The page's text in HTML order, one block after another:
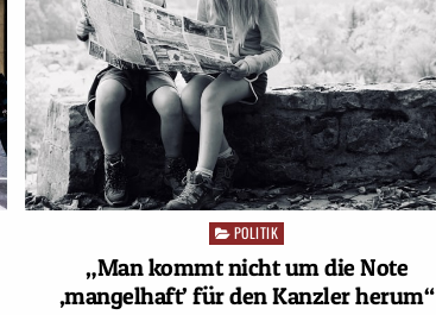
Posted
POLITIK
„Man kommt nicht um die Note
‚mangelhaft’ für den Kanzler herum“